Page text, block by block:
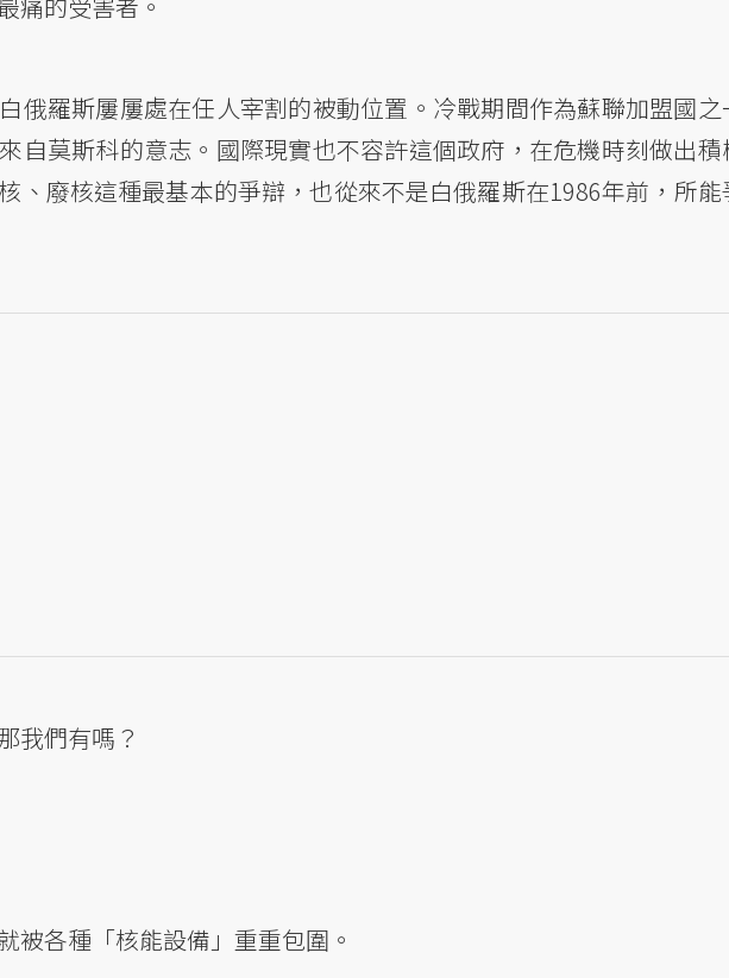
俄羅斯屢屢處在任人宰割的被動位置。冷戰期間作為蘇聯加盟國之
自莫斯科的意志。國際現實也不容許這個政府，在危機時刻做出積
、廢核這種最基本的爭辯，也從來不是白俄羅斯在1986年前，所能
我們有嗎？
被各種「核能設備」重重包圍。